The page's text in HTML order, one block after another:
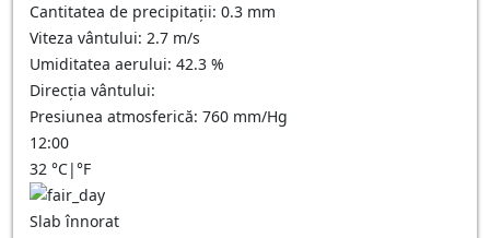
Cantitatea de precipitații: 0.3 mm
Viteza vântului: 2.7 m/s
Umiditatea aerului: 42.3 %
Direcția vântului:
Presiunea atmosferică: 760 mm/Hg
12:00
32 °C|°F
Slab înnorat